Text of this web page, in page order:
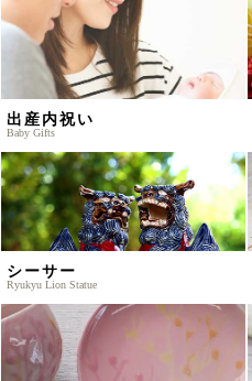
出産内祝い
Baby Gifts
シーサー
Ryukyu Lion Statue